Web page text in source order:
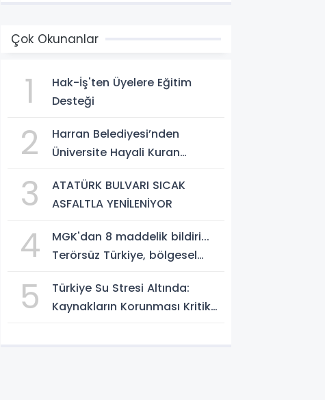
Çok Okunanlar
1
Hak-İş'ten Üyelere Eğitim
Desteği
2
Harran Belediyesi’nden
Üniversite Hayali Kuran
Danışmanlığı
3
ATATÜRK BULVARI SICAK
ASFALTLA YENİLENİYOR
4
MGK'dan 8 maddelik bildiri...
Terörsüz Türkiye, bölgesel
5
Türkiye Su Stresi Altında:
Kaynakların Korunması Kritik